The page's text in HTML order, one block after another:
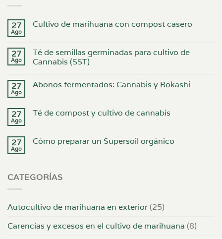
27
Ago
Cultivo de marihuana con compost casero
27
Ago
Té de semillas germinadas para cultivo de
Cannabis (SST)
27
Ago
Abonos fermentados: Cannabis y Bokashi
27
Ago
Té de compost y cultivo de cannabis
27
Ago
Cómo preparar un Supersoil orgánico
CATEGORÍAS
Autocultivo de marihuana en exterior (25)
Carencias y excesos en el cultivo de marihuana (8)